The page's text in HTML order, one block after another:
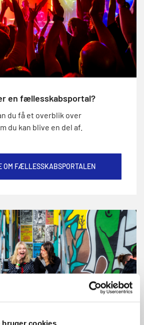
bruger cookies
en fællesskabsportal?
du få et overblik over
du kan blive en del af.
OM FÆLLESSKABSPORTALEN